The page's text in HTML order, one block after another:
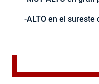
-ALTO en el sureste